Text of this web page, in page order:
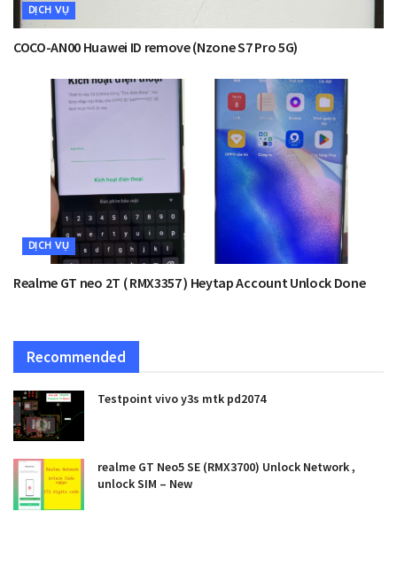
DỊCH VỤ
COCO-AN00 Huawei ID remove (Nzone S7 Pro 5G)
DỊCH VỤ
Realme GT neo 2T ( RMX3357 ) Heytap Account Unlock Done
Recommended
Testpoint vivo y3s mtk pd2074
realme GT Neo5 SE (RMX3700) Unlock Network ,
unlock SIM – New